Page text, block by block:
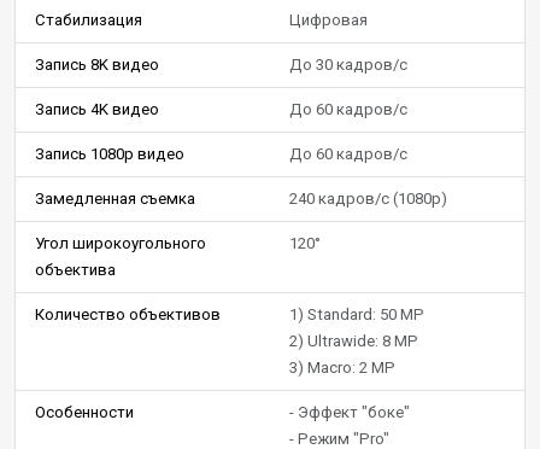
Стабилизация Цифровая
Запись 8K видео До 30 кадров/c
Запись 4K видео До 60 кадров/c
Запись 1080p видео До 60 кадров/c
Замедленная съемка 240 кадров/c (1080p)
Угол широкоугольного
объектива
120°
Количество объективов
1) Standard: 50 MP
2) Ultrawide: 8 MP
3) Macro: 2 MP
Особенности
- Эффект "боке"
- Режим "Pro"